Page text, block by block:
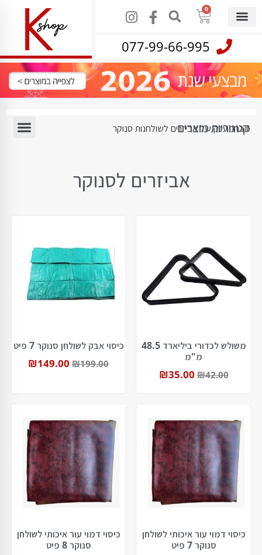
0
077-99-66-995
קטגוריות מוצרים
מבחר ענק של אביזרים לשולחנות סנוקר
אביזרים לסנוקר
משולש לכדורי ביליארד 48.5
מ"מ
₪42.00
₪35.00
כיסוי אבק לשולחן סנוקר 7 פיט
₪199.00
₪149.00
כיסוי דמוי עור איכותי לשולחן
סנוקר 7 פיט
כיסוי דמוי עור איכותי לשולחן
סנוקר 8 פיט